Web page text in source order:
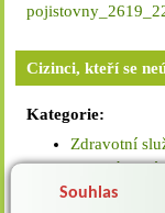
Cizinci, kteří se
Kategorie:
Zdravotní
Mezinárodní
Cestovní
Souhlas